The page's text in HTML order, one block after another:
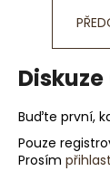
Buďte první,
Pouze
Prosím